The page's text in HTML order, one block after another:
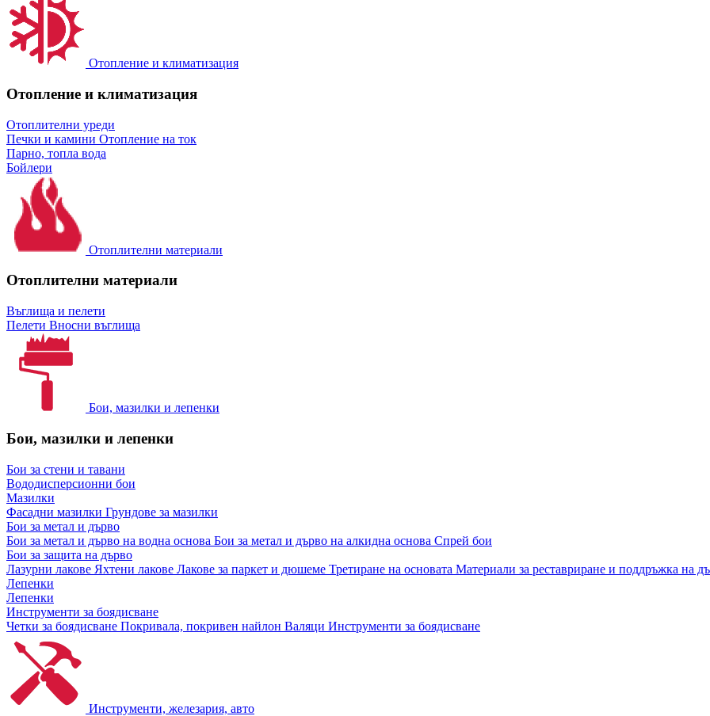
Отопление и климатизация
Отопление и климатизация
Отоплителни уреди
Печки и камини Отопление на ток
Парно, топла вода
Бойлери
Отоплителни материали
Отоплителни материали
Въглища и пелети
Пелети Вносни въглища
Бои, мазилки и лепенки
Бои, мазилки и лепенки
Бои за стени и тавани
Вододисперсионни бои
Мазилки
Фасадни мазилки Грундове за мазилки
Бои за метал и дърво
Бои за метал и дърво на водна основа Бои за метал и дърво на алкидна основа Спрей бои
Бои за защита на дърво
Лазурни лакове Яхтени лакове Лакове за паркет и дюшеме Третиране на основата Материали за реставриране и поддръжка на
Лепенки
Лепенки
Инструменти за боядисване
Четки за боядисване Покривала, покривен найлон Валяци Инструменти за боядисване
Инструменти, железария, авто